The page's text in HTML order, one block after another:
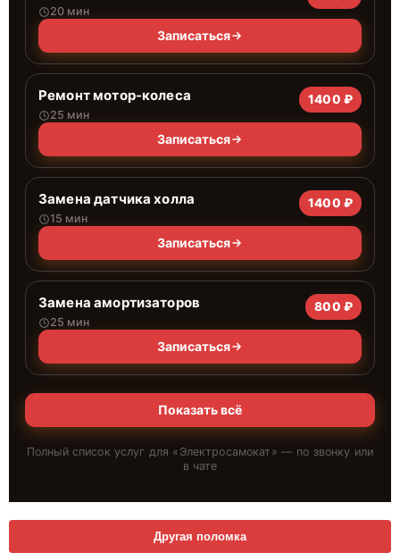
20 мин
Записаться
Ремонт мотор-колеса
25 мин
1400 ₽
Записаться
Замена датчика холла
15 мин
1400 ₽
Записаться
Замена амортизаторов
25 мин
800 ₽
Записаться
Показать всё
Полный список услуг для « Электросамокат » — по звонку или
в чате
Другая поломка